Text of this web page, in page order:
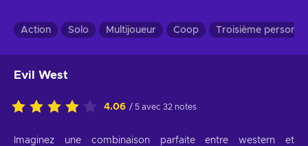
Action Solo Multijoueur Coop Troisième personne
Evil West
4.06 / 5 avec 32 notes
Imaginez une combinaison parfaite entre western et